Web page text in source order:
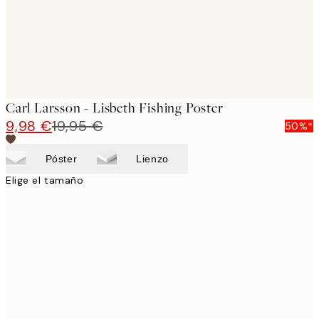
Carl Larsson - Lisbeth Fishing Poster
9,98 €19,95 € 50%*
Póster Lienzo
Elige el tamaño